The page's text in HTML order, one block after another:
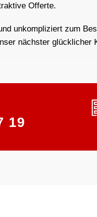
Offerte.
unkompliziert zum
nächster glücklicher
19